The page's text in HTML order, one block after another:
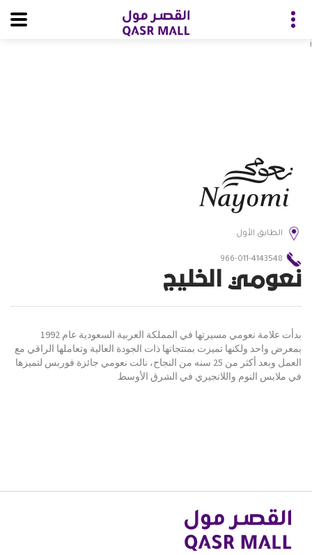
i
الطابق الأول
966-011-4143548
نعومي الخليج
بدأت علامة نعومي مسيرتها في المملكة العربية السعودية عام 1992
بمعرض واحد ولكنها تميزت بمنتجاتها ذات الجودة العالية وتعاملها الراقي مع
العمل وبعد أكثر من 25 سنه من النجاح، نالت نعومي جائزة فوربس لتميزها
في ملابس النوم واللانجيري في الشرق الأوسط